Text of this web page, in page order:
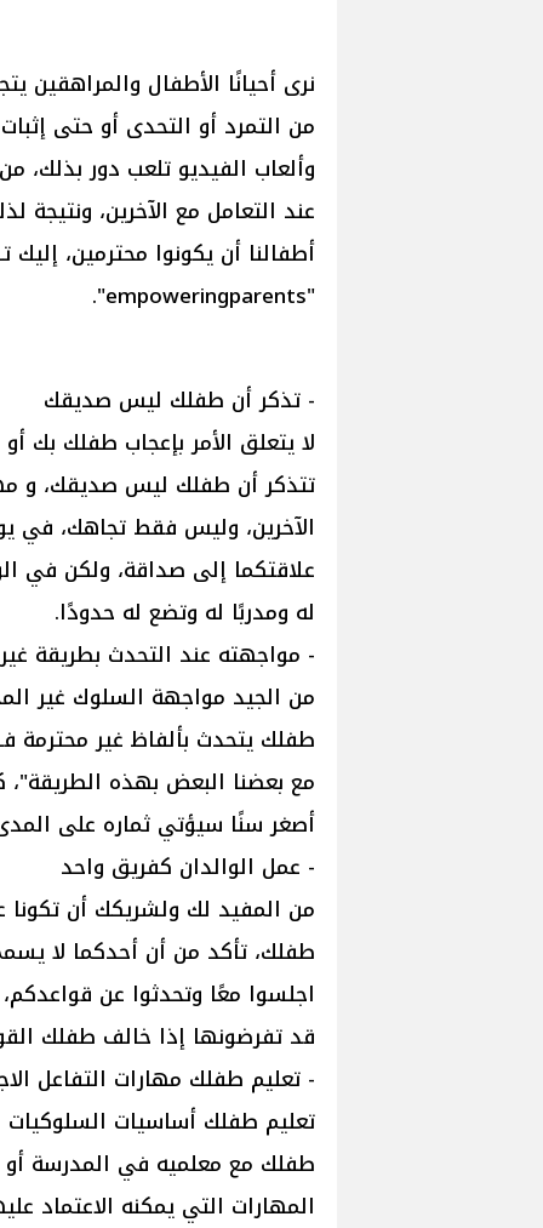
نرى أحيانًا الأطفال والمراهقين
من التمرد أو التحدى أو حتى
وألعاب الفيديو تلعب دور بذلك،
عند التعامل مع الآخرين، ونتيجة
أطفالنا أن يكونوا محترمين،
"empoweringparents".
- تذكر أن طفلك ليس صديقك
لا يتعلق الأمر بإعجاب طفلك
تتذكر أن طفلك ليس صديقك، و
الآخرين، وليس فقط تجاهك، في
علاقتكما إلى صداقة، ولكن في
له ومدربًا له وتضع له حدودًا.
- مواجهته عند التحدث بطريقة
من الجيد مواجهة السلوك غير
طفلك يتحدث بألفاظ غير محترمة
مع بعضنا البعض بهذه
أصغر سنًا سيؤتي ثماره على
- عمل الوالدان كفريق واحد
من المفيد لك ولشريكك أن
طفلك، تأكد من أن أحدكما لا
اجلسوا معًا وتحدثوا عن
قد تفرضونها إذا خالف طفلك
- تعليم طفلك مهارات التفاعل
تعليم طفلك أساسيات
طفلك مع معلميه في المدرسة
المهارات التي يمكنه الاعتماد